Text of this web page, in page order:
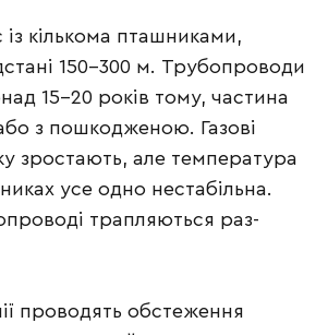
із кількома пташниками,
150–300 м. Трубопроводи
15–20 років тому, частина
з пошкодженою. Газові
зростають, але температура
усе одно нестабільна.
трапляються раз-
проводять обстеження